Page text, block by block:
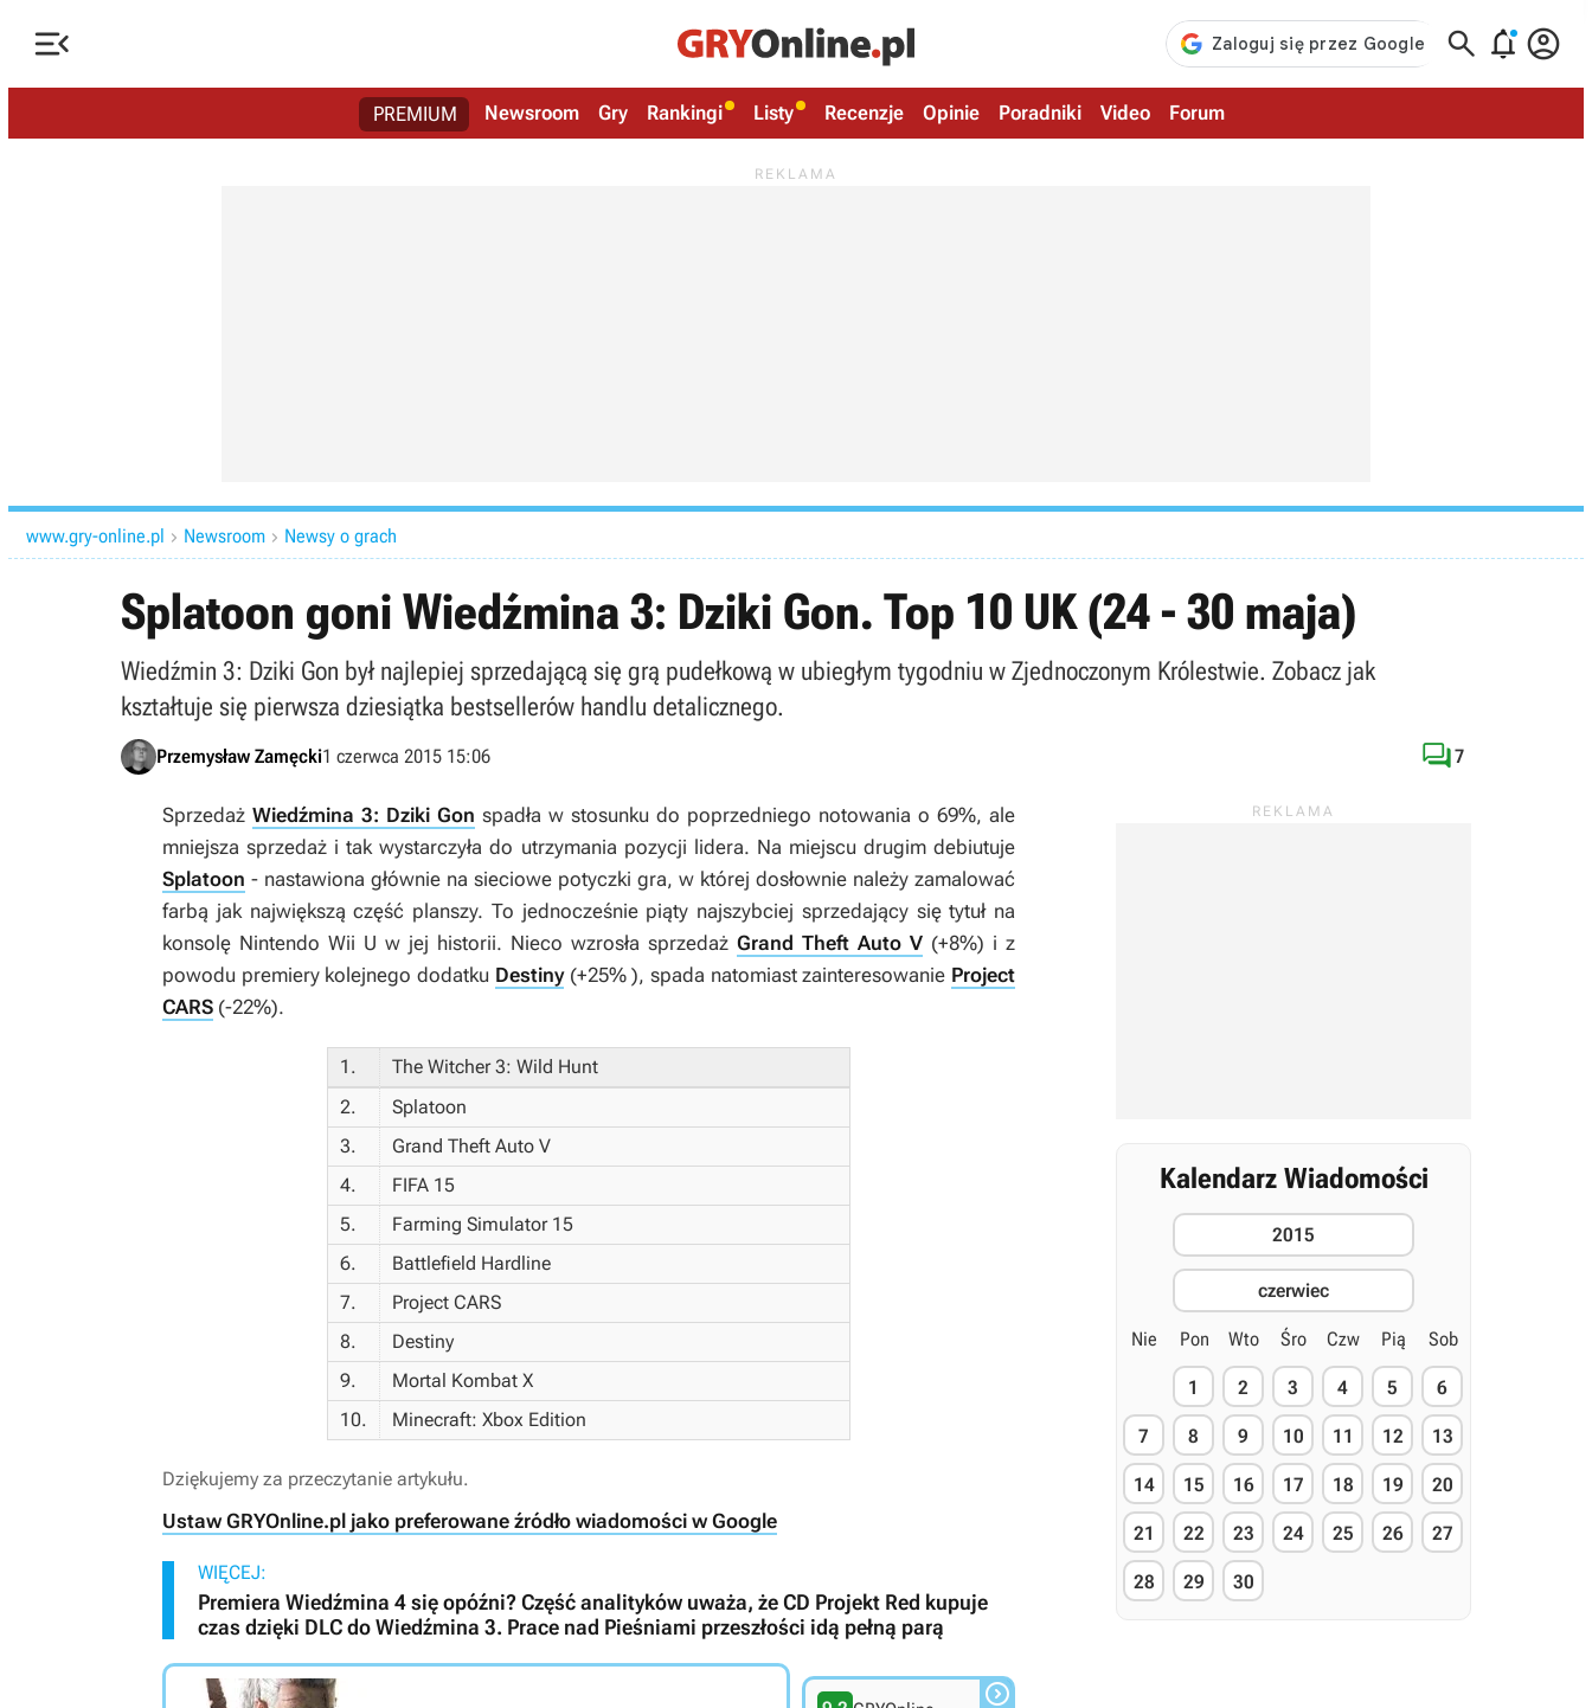
   
PREMIUM Newsroom Gry Rankingi Listy Recenzje Opinie Poradniki Video Forum
www.gry-online.pl  Newsroom  Newsy o grach
Splatoon goni Wiedźmina 3: Dziki Gon. Top 10 UK (24 - 30 maja)
Wiedźmin 3: Dziki Gon był najlepiej sprzedającą się grą pudełkową w ubiegłym tygodniu w Zjednoczonym Królestwie. Zobacz jak
kształtuje się pierwsza dziesiątka bestsellerów handlu detalicznego.
Przemysław Zamęcki1 czerwca 2015 15:06 7
Sprzedaż Wiedźmina 3: Dziki Gon spadła w stosunku do poprzedniego notowania o 69%, ale
mniejsza sprzedaż i tak wystarczyła do utrzymania pozycji lidera. Na miejscu drugim debiutuje
Splatoon - nastawiona głównie na sieciowe potyczki gra, w której dosłownie należy zamalować
farbą jak największą część planszy. To jednocześnie piąty najszybciej sprzedający się tytuł na
konsolę Nintendo Wii U w jej historii. Nieco wzrosła sprzedaż Grand Theft Auto V (+8%) i z
powodu premiery kolejnego dodatku Destiny(+25% ), spada natomiast zainteresowanie Project
CARS (-22%).
1.
The Witcher 3: Wild Hunt
2.
Splatoon
3.
Grand Theft Auto V
4.
FIFA 15
5.
Farming Simulator 15
6.
Battlefield Hardline
7.
Project CARS
8.
Destiny
9.
Mortal Kombat X
10.
Minecraft: Xbox Edition
Dziękujemy za przeczytanie artykułu.
Ustaw GRYOnline.pl jako preferowane źródło wiadomości w Google
WIĘCEJ:
Premiera Wiedźmina 4 się opóźni? Część analityków uważa, że CD Projekt Red kupuje
czas dzięki DLC do Wiedźmina 3. Prace nad Pieśniami przeszłości idą pełną parą

Kalendarz Wiadomości
2015
czerwiec
Nie Pon Wto Śro Czw Pią Sob
1 2 3 4 5 6
7 8 9 10 11 12 13
14 15 16 17 18 19 20
21 22 23 24 25 26 27
28 29 30